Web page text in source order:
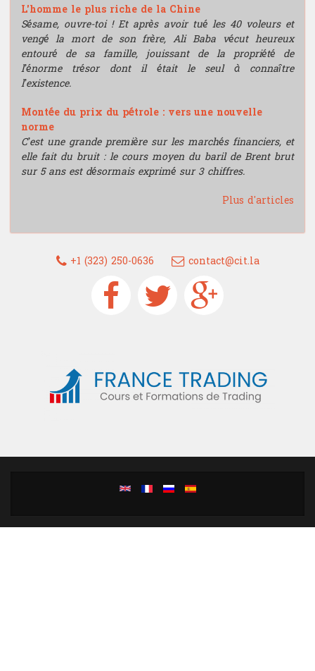
L'homme le plus riche de la Chine
Sésame, ouvre-toi ! Et après avoir tué les 40 voleurs et
vengé la mort de son frère, Ali Baba vécut heureux
entouré de sa famille, jouissant de la propriété de
l’énorme trésor dont il était le seul à connaître
l’existence.
Montée du prix du pétrole : vers une nouvelle
norme
C’est une grande première sur les marchés financiers, et
elle fait du bruit : le cours moyen du baril de Brent brut
sur 5 ans est désormais exprimé sur 3 chiffres.
Plus d'articles
+1 (323) 250-0636 contact@cit.la